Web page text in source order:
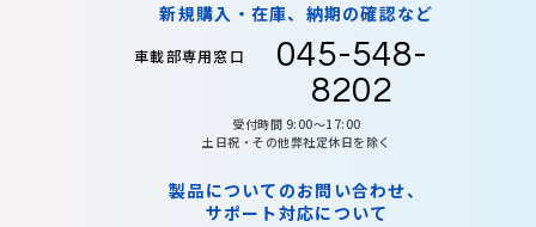
新規購入・在庫、納期の確認など
車載部専用窓口
045-548-
8202
受付時間 9:00〜17:00
土日祝・その他弊社定休日を除く
製品についてのお問い合わせ、
サポート対応について